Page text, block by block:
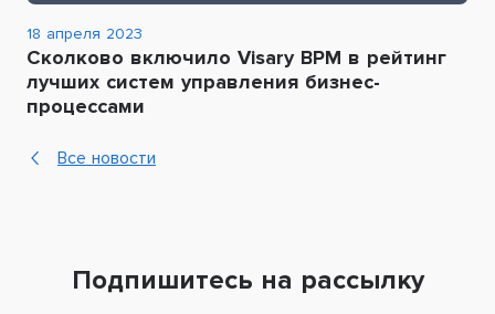
18 апреля 2023
Сколково включило Visary BPM в рейтинг
лучших систем управления бизнес-
процессами
Все новости
Подпишитесь на рассылку